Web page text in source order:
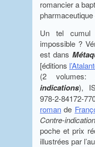
romancier a
Un tel cumul
impossible ?
est dans
[éditions
(2 volumes:
indications),
978-2-84172-
roman de
Contre-
poche et prix
illustrées par